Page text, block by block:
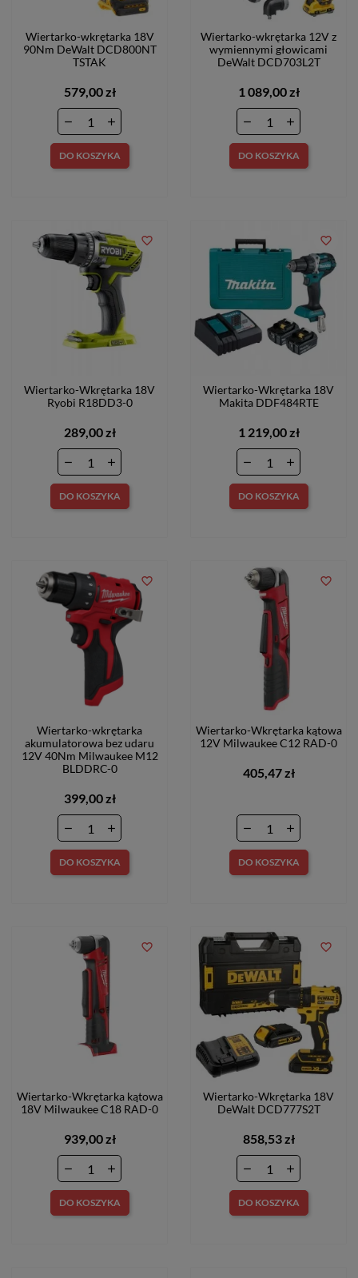
Wiertarko-wkrętarka 18V
90Nm DeWalt DCD800NT
TSTAK
579,00 zł
DO KOSZYKA
Wiertarko-wkrętarka 12V z
wymiennymi głowicami
DeWalt DCD703L2T
1 089,00 zł
DO KOSZYKA
Wiertarko-Wkrętarka 18V
Ryobi R18DD3-0
289,00 zł
DO KOSZYKA
favorite_border
Wiertarko-Wkrętarka 18V
Makita DDF484RTE
1 219,00 zł
DO KOSZYKA
favorite_border
Wiertarko-wkrętarka
akumulatorowa bez udaru
12V 40Nm Milwaukee M12
BLDDRC-0
399,00 zł
DO KOSZYKA
favorite_border
Wiertarko-Wkrętarka kątowa
12V Milwaukee C12 RAD-0
405,47 zł
DO KOSZYKA
favorite_border
Wiertarko-Wkrętarka kątowa
18V Milwaukee C18 RAD-0
939,00 zł
DO KOSZYKA
favorite_border
Wiertarko-Wkrętarka 18V
DeWalt DCD777S2T
858,53 zł
DO KOSZYKA
favorite_border